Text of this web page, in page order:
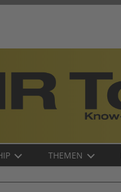
THEMEN